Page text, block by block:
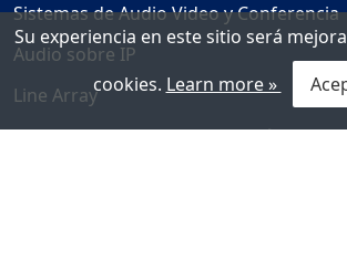
Sistemas de Audio Video y Conferencia
Audio sobre IP
Line Array
Sistema de Intercommunicación de
Su experiencia en este sitio será
cookies. Learn more »